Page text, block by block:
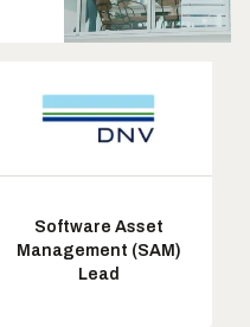
Software Asset
Management (SAM)
Lead